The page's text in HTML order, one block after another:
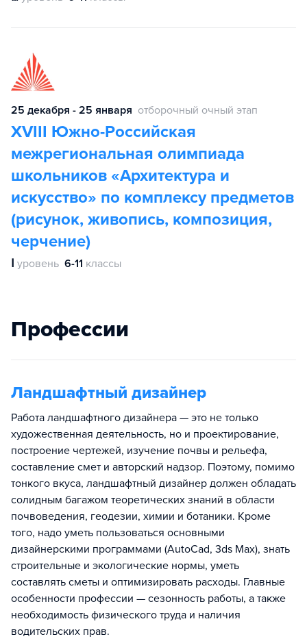
25 декабря - 25 января отборочный очный этап
XVIII Южно-Российская
межрегиональная олимпиада
школьников «Архитектура и
искусство» по комплексу предметов
(рисунок, живопись, композиция,
черчение)
Ⅰ уровень 6-11 классы
Профессии
Ландшафтный дизайнер
Работа ландшафтного дизайнера — это не только
художественная деятельность, но и проектирование,
построение чертежей, изучение почвы и рельефа,
составление смет и авторский надзор. Поэтому, помимо
тонкого вкуса, ландшафтный дизайнер должен обладать
солидным багажом теоретических знаний в области
почвоведения, геодезии, химии и ботаники. Кроме
того, надо уметь пользоваться основными
дизайнерскими программами (AutoCad, 3ds Max), знать
строительные и экологические нормы, уметь
составлять сметы и оптимизировать расходы. Главные
особенности профессии — сезонность работы, а также
необходимость физического труда и наличия
водительских прав.